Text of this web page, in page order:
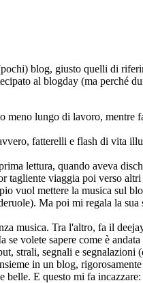
blog, giusto quelli di
al blogday (ma perché
lungo di lavoro, mentre
fatterelli e flash di vita
lettura, quando aveva
tagliente viaggia poi verso
vuol mettere la musica sul
Ma poi mi regala la
musica. Tra l'altro, fa il
volete sapere come è
strali, segnali e segnalazioni
in un blog,
E questo mi fa